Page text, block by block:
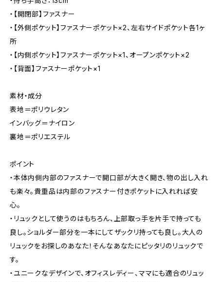
・【開閉部】ファスナー
・【外側ポケット】ファスナーポケット×2、左右サイドポケット各1ヶ
所
・【内側ポケット】ファスナーポケット×1、オープンポケット×2
・【背面】ファスナーポケット×1
素材・成分
表地＝ポリウレタン
インバッグ＝ナイロン
裏地＝ポリエステル
ポイント
・本体内側内部のファスナーで開口部が大きく開き、物の出し入れ
も楽々。貴重品は内部のファスナー付きポケットに入れれば安
心。
・リュックとして使うのはもちろん、上部取っ手を片手で持っても
良し。ショルダー部分を一本にしてザックリ持っても良し。大人の
リュックをお探しのあなた！そんなあなたにピッタリのリュックで
す。
・ユニークなデザインで、オフィスレディー、ママにも適合のリュッ